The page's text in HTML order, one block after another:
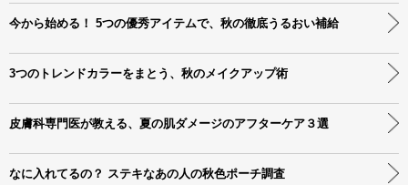
今から始める！ 5つの優秀アイテムで、秋の徹底うるおい補給
3つのトレンドカラーをまとう、秋のメイクアップ術
皮膚科専門医が教える、夏の肌ダメージのアフターケア３選
なに入れてるの？ ステキなあの人の秋色ポーチ調査